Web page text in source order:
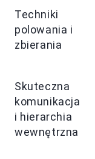
Techniki
polowania i
zbierania
Skuteczna
komunikacja
i hierarchia
wewnętrzna